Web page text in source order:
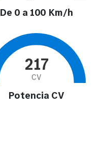
De 0 a 100 Km/h
217
CV
Potencia CV